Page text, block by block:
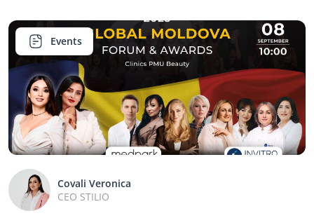
Events
Covali Veronica
CEO STILIO